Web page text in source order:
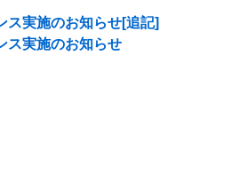
ス実施のお知らせ[追記]
ス実施のお知らせ